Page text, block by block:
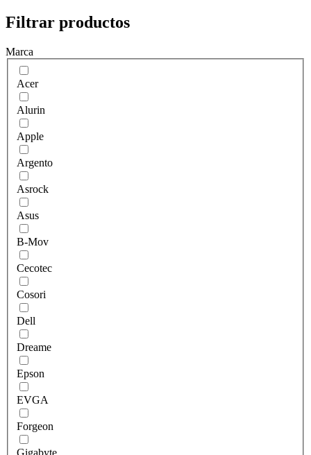
Filtrar productos
Marca
Acer
Alurin
Apple
Argento
Asrock
Asus
B-Mov
Cecotec
Cosori
Dell
Dreame
Epson
EVGA
Forgeon
Gigabyte